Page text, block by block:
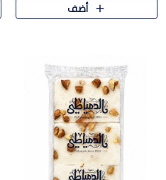
الهند المطاطي والمذاق الغن..
أضف